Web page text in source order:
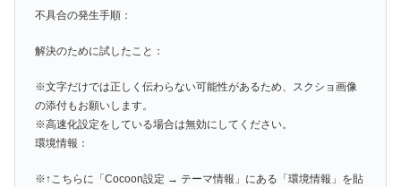
不具合の発生手順：
解決のために試したこと：
※文字だけでは正しく伝わらない可能性があるため、スクショ画像
の添付もお願いします。
※高速化設定をしている場合は無効にしてください。
環境情報：
※↑こちらに「Cocoon設定 → テーマ情報」にある「環境情報」を貼